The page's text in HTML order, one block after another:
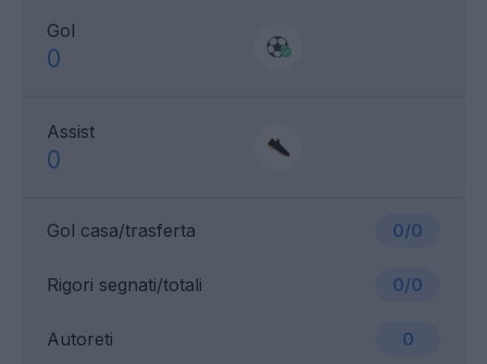
Gol
0
Assist
0
Gol casa/trasferta 0/0
Rigori segnati/totali 0/0
Autoreti 0